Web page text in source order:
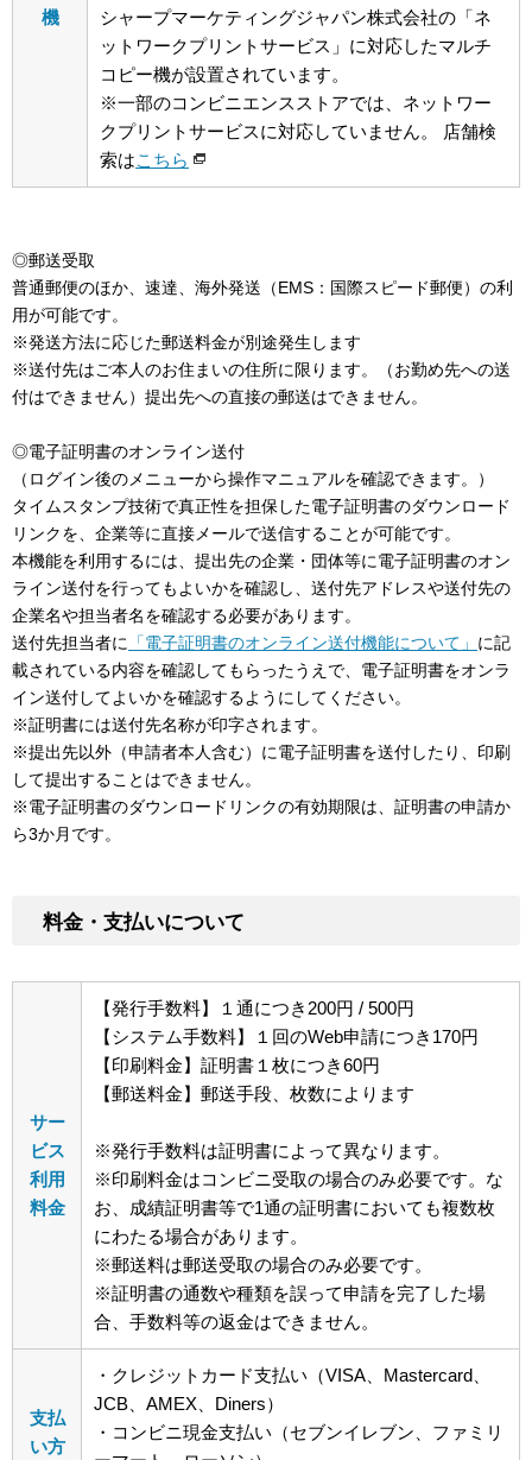
機
シャープマーケティングジャパン株式会社の「ネ
ットワークプリントサービス」に対応したマルチ
コピー機が設置されています。
※一部のコンビニエンスストアでは、ネットワー
クプリントサービスに対応していません。 店舗検
索はこちら
◎郵送受取
普通郵便のほか、速達、海外発送（EMS：国際スピード郵便）の利
用が可能です。
※発送方法に応じた郵送料金が別途発生します
※送付先はご本人のお住まいの住所に限ります。（お勤め先への送
付はできません）提出先への直接の郵送はできません。
◎電子証明書のオンライン送付
（ログイン後のメニューから操作マニュアルを確認できます。）
タイムスタンプ技術で真正性を担保した電子証明書のダウンロード
リンクを、企業等に直接メールで送信することが可能です。
本機能を利用するには、提出先の企業・団体等に電子証明書のオン
ライン送付を行ってもよいかを確認し、送付先アドレスや送付先の
企業名や担当者名を確認する必要があります。
送付先担当者に
「電子証明書のオンライン送付機能について」 に記
載されている内容を確認してもらったうえで、電子証明書をオンラ
イン送付してよいかを確認するようにしてください。
※証明書には送付先名称が印字されます。
※提出先以外（申請者本人含む）に電子証明書を送付したり、印刷
して提出することはできません。
※電子証明書のダウンロードリンクの有効期限は、証明書の申請か
ら3か月です。
料金・支払いについて
サー
ビス
利用
料金
【発行手数料】１通につき200円 / 500円
【システム手数料】１回のWeb申請につき170円
【印刷料金】証明書１枚につき60円
【郵送料金】郵送手段、枚数によります
※発行手数料は証明書によって異なります。
※印刷料金はコンビニ受取の場合のみ必要です。な
お、成績証明書等で1通の証明書においても複数枚
にわたる場合があります。
※郵送料は郵送受取の場合のみ必要です。
※証明書の通数や種類を誤って申請を完了した場
合、手数料等の返金はできません。
支払
い方
・クレジットカード支払い（VISA、Mastercard、
JCB、AMEX、Diners）
・コンビニ現金支払い（セブンイレブン、ファミリ